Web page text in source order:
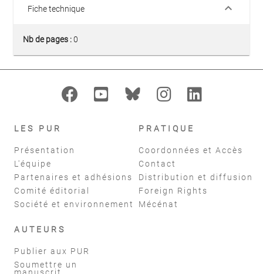
Fiche technique keyboard_arrow_down
Nb de pages :0
LES PUR
Présentation
L'équipe
Partenaires et adhésions
Comité éditorial
Société et environnement
PRATIQUE
Coordonnées et Accès
Contact
Distribution et diffusion
Foreign Rights
Mécénat
AUTEURS
Publier aux PUR
Soumettre un
manuscrit